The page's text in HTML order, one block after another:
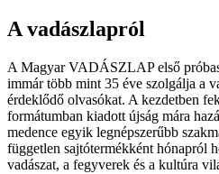
A vadászlapról
A Magyar VADÁSZLAP első
immár több mint 35 éve szolgálja a
érdeklődő olvasókat. A kezdetben
formátumban kiadott újság mára
medence egyik legnépszerűbb
független sajtótermékként hónapról
vadászat, a fegyverek és a kultúra